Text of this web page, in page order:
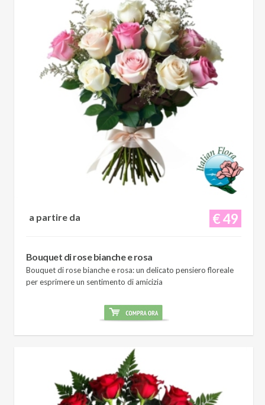
€ 49
a partire da
Bouquet di rose bianche e rosa
Bouquet di rose bianche e rosa: un delicato pensiero floreale
per esprimere un sentimento di amicizia